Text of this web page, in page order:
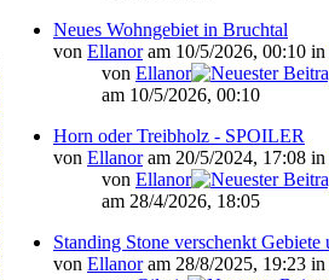
Neues Wohngebiet in Bruchtal
von Ellanoram 10/5/2026, 00:10 in
von Ellanor
am 10/5/2026, 00:10
Horn oder Treibholz - SPOILER
von Ellanoram 20/5/2024, 17:08 in
von Ellanor
am 28/4/2026, 18:05
Standing Stone verschenkt
von Ellanoram 28/8/2025, 19:23 in